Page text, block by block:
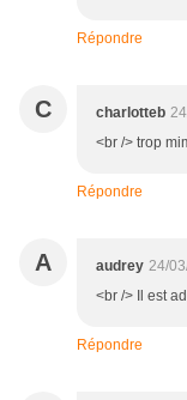
Répondre
C charlotteb
<br /> trop
Répondre
A audrey 24/
<br /> Il est
Répondre